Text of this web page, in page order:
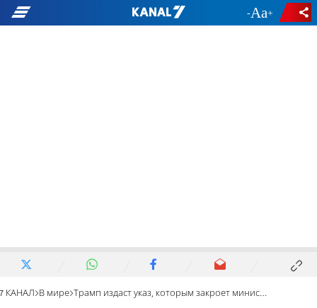
- +
7 КАНАЛ В мире Трамп издаст указ, которым закроет министерство образования